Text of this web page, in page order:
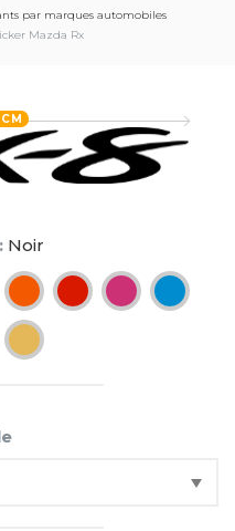
par marques automobiles
Mazda Rx
Noir